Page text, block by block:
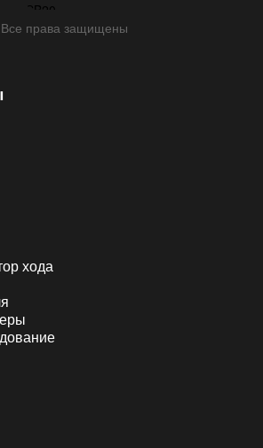
Все права защищены
хода